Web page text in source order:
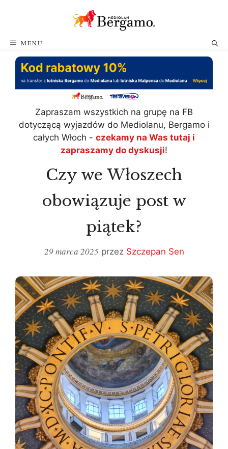
MENU
Zapraszam wszystkich na grupę na FB
dotyczącą wyjazdów do Mediolanu, Bergamo i
całych Włoch - czekamy na Was tutaj i
zapraszamy do dyskusji!
Czy we Włoszech
obowiązuje post w
piątek?
29 marca 2025 przez Szczepan Sen